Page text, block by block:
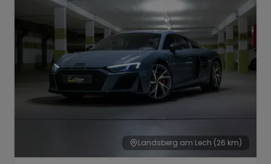
Landsberg am Lech (26 km)